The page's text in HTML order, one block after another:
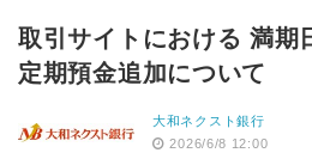
取引サイトにおける 満期
定期預金追加について
大和ネクスト銀行
2026/6/8 12:00